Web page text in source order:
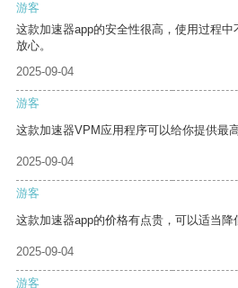
游客
这款加速器app的安全性很高，使用过程
放心。
2025-09-04
游客
这款加速器VPM应用程序可以给你提供最
2025-09-04
游客
这款加速器app的价格有点贵，可以适当降
2025-09-04
游客